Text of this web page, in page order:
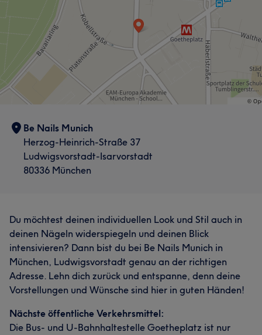
Be Nails Munich
Herzog-Heinrich-Straße 37
Ludwigsvorstadt-Isarvorstadt
80336 München
Du möchtest deinen individuellen Look und Stil auch in
deinen Nägeln widerspiegeln und deinen Blick
intensivieren? Dann bist du bei Be Nails Munich in
München, Ludwigsvorstadt genau an der richtigen
Adresse. Lehn dich zurück und entspanne, denn deine
Vorstellungen und Wünsche sind hier in guten Händen!
Nächste öffentliche Verkehrsmittel:
Die Bus- und U-Bahnhaltestelle Goetheplatz ist nur